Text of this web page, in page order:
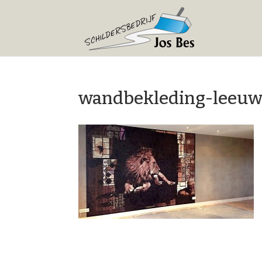
wandbekleding-leeuw